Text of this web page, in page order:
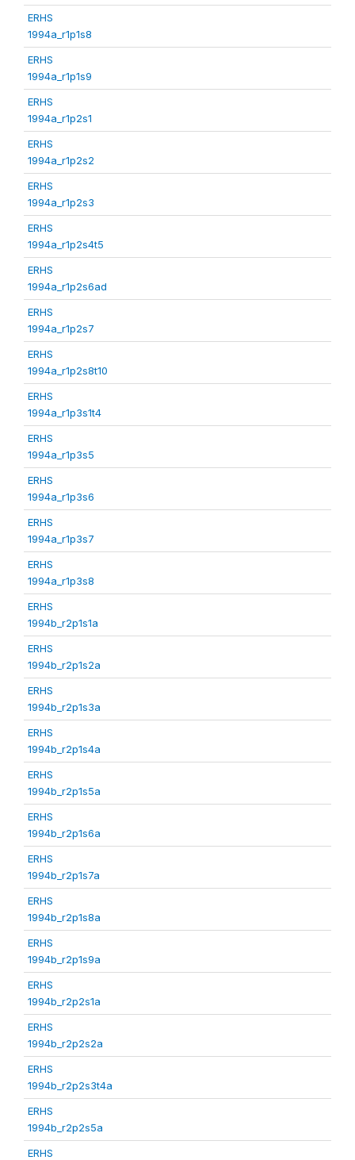
ERHS
1994a_r1p1s8
ERHS
1994a_r1p1s9
ERHS
1994a_r1p2s1
ERHS
1994a_r1p2s2
ERHS
1994a_r1p2s3
ERHS
1994a_r1p2s4t5
ERHS
1994a_r1p2s6ad
ERHS
1994a_r1p2s7
ERHS
1994a_r1p2s8t10
ERHS
1994a_r1p3s1t4
ERHS
1994a_r1p3s5
ERHS
1994a_r1p3s6
ERHS
1994a_r1p3s7
ERHS
1994a_r1p3s8
ERHS
1994b_r2p1s1a
ERHS
1994b_r2p1s2a
ERHS
1994b_r2p1s3a
ERHS
1994b_r2p1s4a
ERHS
1994b_r2p1s5a
ERHS
1994b_r2p1s6a
ERHS
1994b_r2p1s7a
ERHS
1994b_r2p1s8a
ERHS
1994b_r2p1s9a
ERHS
1994b_r2p2s1a
ERHS
1994b_r2p2s2a
ERHS
1994b_r2p2s3t4a
ERHS
1994b_r2p2s5a
ERHS